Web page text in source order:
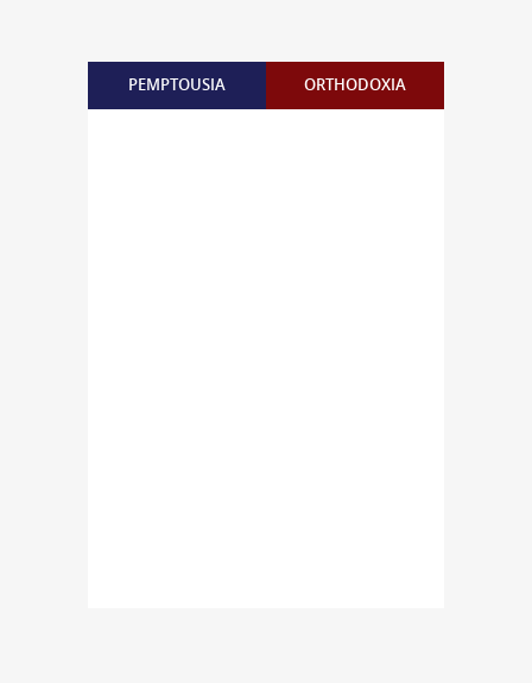
PEMPTOUSIA ORTHODOXIA